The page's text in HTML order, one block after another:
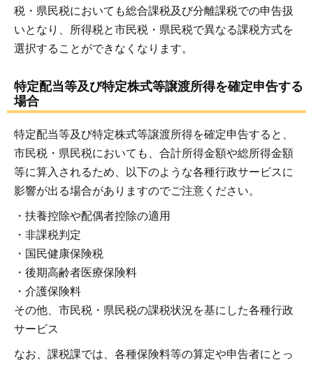
税・県民税においても総合課税及び分離課税での申告扱
いとなり、所得税と市民税・県民税で異なる課税方式を
選択することができなくなります。
特定配当等及び特定株式等譲渡所得を確定申告する
場合
特定配当等及び特定株式等譲渡所得を確定申告すると、
市民税・県民税においても、合計所得金額や総所得金額
等に算入されるため、以下のような各種行政サービスに
影響が出る場合がありますのでご注意ください。
・扶養控除や配偶者控除の適用
・非課税判定
・国民健康保険税
・後期高齢者医療保険料
・介護保険料
その他、市民税・県民税の課税状況を基にした各種行政
サービス
なお、課税課では、各種保険料等の算定や申告者にとっ